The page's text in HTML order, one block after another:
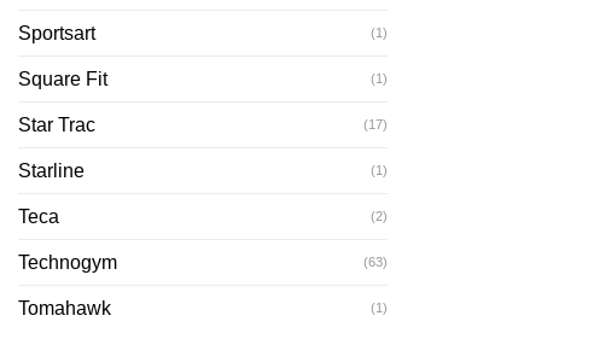
Sportsart (1)
Square Fit (1)
Star Trac (17)
Starline (1)
Teca (2)
Technogym (63)
Tomahawk (1)